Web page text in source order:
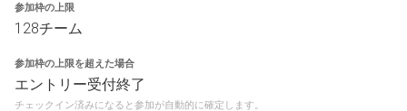
参加枠の上限
128チーム
参加枠の上限を超えた場合
エントリー受付終了
チェックイン済みになると参加が自動的に確定します。